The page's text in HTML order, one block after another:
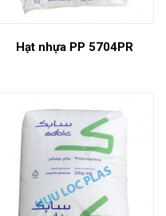
Hạt nhựa PP 5704PR